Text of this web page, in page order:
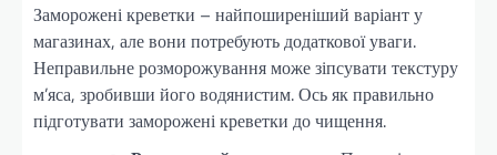
Заморожені креветки – найпоширеніший варіант у
магазинах, але вони потребують додаткової уваги.
Неправильне розморожування може зіпсувати текстуру
м’яса, зробивши його водянистим. Ось як правильно
підготувати заморожені креветки до чищення.